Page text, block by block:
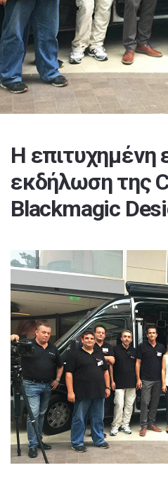
Η επιτυχημένη
εκδήλωση της
Blackmagic